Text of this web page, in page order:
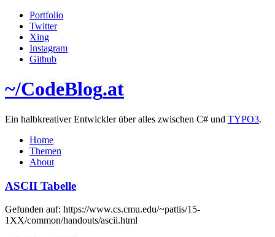
Portfolio
Twitter
Xing
Instagram
Github
~/CodeBlog.at
Ein halbkreativer Entwickler über alles zwischen C# und TYPO3.
Home
Themen
About
ASCII Tabelle
Gefunden auf: https://www.cs.cmu.edu/~pattis/15-
1XX/common/handouts/ascii.html